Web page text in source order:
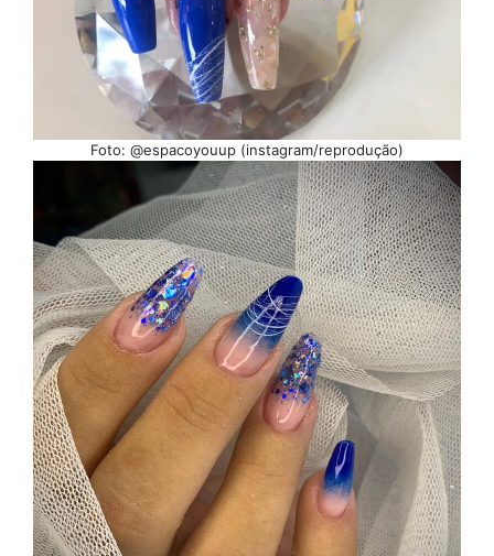
Foto: @espacoyouup (instagram/reprodução)